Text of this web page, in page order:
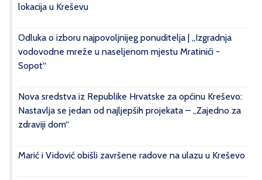
lokacija u Kreševu
Odluka o izboru najpovoljnijeg ponuditelja | „Izgradnja
vodovodne mreže u naseljenom mjestu Mratinići -
Sopot“
Nova sredstva iz Republike Hrvatske za općinu Kreševo:
Nastavlja se jedan od najljepših projekata – „Zajedno za
zdraviji dom“
Marić i Vidović obišli završene radove na ulazu u Kreševo